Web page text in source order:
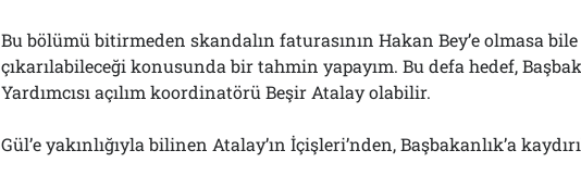
Bu bölümü bitirmeden skandalın faturasının Hakan Bey’e olmasa
çıkarılabileceği konusunda bir tahmin yapayım. Bu defa hedef,
Yardımcısı açılım koordinatörü Beşir Atalay olabilir.
Gül’e yakınlığıyla bilinen Atalay’ın İçişleri’nden, Başbakanlık’a